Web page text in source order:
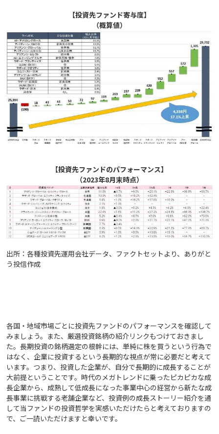
【投資先ファンド寄与度】
（概算値）
【投資先ファンドのパフォーマンス】
（2023年8月末時点）
出所：各種投資先運用会社データ、ファクトセットより、ありがと
う投信作成
各国・地域市場ごとに投資先ファンドのパフォーマンスを確認して
みましょう。また、厳選投資銘柄の紹介リンクもつけておきまし
た。長期投資の銘柄選定の根幹には、単純に株を買うという行為で
はなく、企業に投資するという長期的な視点が常に必要だと考えて
います。つまり、投資した企業が、自分で長期的に成長することが
大前提ということです。時代のメガトレンドに乗ったピカピカな成
長企業から、成熟して低成長になった事業中心の経営から新たな成
長事業に挑戦する老舗企業など、投資例の成長ストーリー紹介を通
して当ファンドの投資哲学を実感いただけたらと考えておりますの
で、ご一読いただけますと幸いです。